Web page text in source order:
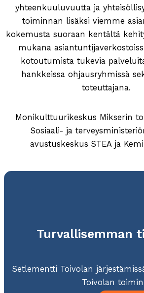
yhteenkuuluvuutta ja
toiminnan lisäksi viemme
kokemusta suoraan kentältä
mukana
kotoutumista tukevia
hankkeissa ohjausryhmissä
toteuttajana.
Monikulttuurikeskus Mikserin
Sosiaali- ja
avustuskeskus STEA ja
Turvallisemman
Setlementti Toivolan
Toivolan